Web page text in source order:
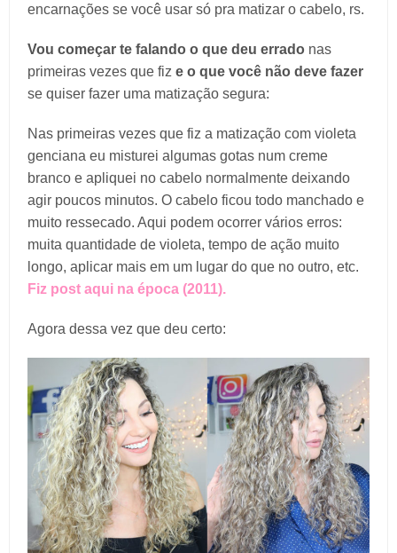
encarnações se você usar só pra matizar o cabelo, rs.
Vou começar te falando o que deu errado nas
primeiras vezes que fiz e o que você não deve fazer
se quiser fazer uma matização segura:
Nas primeiras vezes que fiz a matização com violeta
genciana eu misturei algumas gotas num creme
branco e apliquei no cabelo normalmente deixando
agir poucos minutos. O cabelo ficou todo manchado e
muito ressecado. Aqui podem ocorrer vários erros:
muita quantidade de violeta, tempo de ação muito
longo, aplicar mais em um lugar do que no outro, etc.
Fiz post aqui na época (2011).
Agora dessa vez que deu certo: